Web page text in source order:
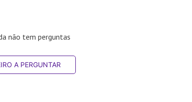
não tem perguntas
A PERGUNTAR